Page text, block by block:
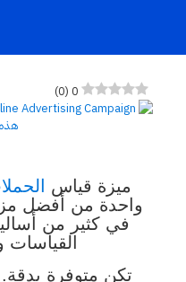
0
(
0
)
ميزة قياس
واحدة من أفضل
في كثير من
القياسات
تكن متوفرة بدقة.